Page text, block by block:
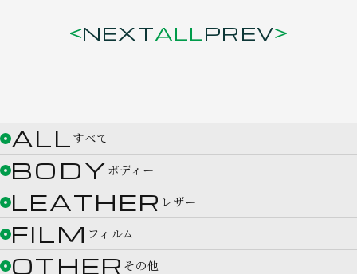
NEXTALLPREV
ALL すべて
BODY ボディー
LEATHER レザー
FILM フィルム
OTHER その他